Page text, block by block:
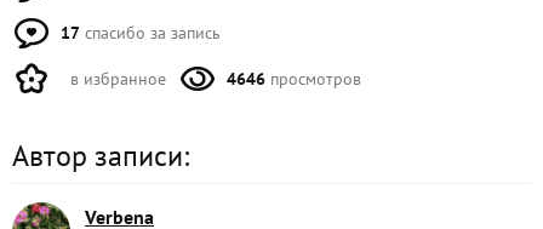
17 спасибо за запись
в избранное 4646 просмотров
Автор записи:
Verbena